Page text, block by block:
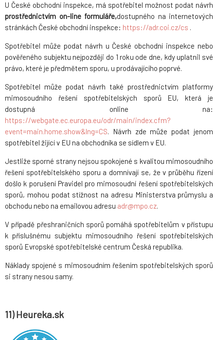
U České obchodní inspekce, má spotřebitel možnost podat návrh
prostřednictvím on-line formuláře,dostupného na internetových
stránkách České obchodní inspekce: https://adr.coi.cz/cs .
Spotřebitel může podat návrh u České obchodní inspekce nebo
pověřeného subjektu nejpozději do 1 roku ode dne, kdy uplatnil své
právo, které je předmětem sporu, u prodávajícího poprvé.
Spotřebitel může podat návrh také prostřednictvím platformy
mimosoudního řešení spotřebitelských sporů EU, která je
dostupná online na:
https://webgate.ec.europa.eu/odr/main/index.cfm?
event=main.home.show&lng=CS. Návrh zde může podat jenom
spotřebitel žijící v EU na obchodníka se sídlem v EU.
Jestliže sporné strany nejsou spokojené s kvalitou mimosoudního
řešení spotřebitelského sporu a domnívají se, že v průběhu řízení
došlo k porušení Pravidel pro mimosoudní řešení spotřebitelských
sporů, mohou podat stížnost na adresu Ministerstva průmyslu a
obchodu nebo na emailovou adresu adr@mpo.cz.
V případě přeshraničních sporů pomáhá spotřebitelům v přístupu
k příslušnému subjektu mimosoudního řešení spotřebitelských
sporů Evropské spotřebitelské centrum Česká republika.
Náklady spojené s mimosoudním řešením spotřebitelských sporů
si strany nesou samy.
11) Heureka.sk